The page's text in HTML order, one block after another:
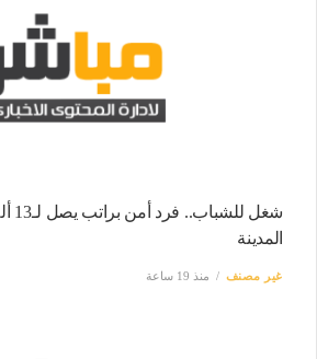
المدينة
غير مصنف منذ 19 ساعة